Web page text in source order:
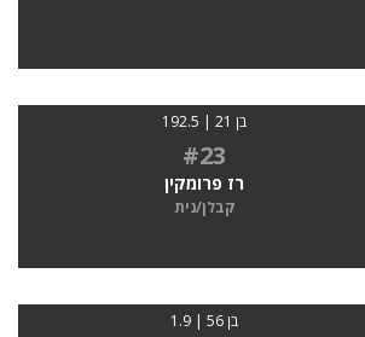
בן 21 | 192.5
#23
רז פרומקין
קבלן/נית
בן 56 | 1.9